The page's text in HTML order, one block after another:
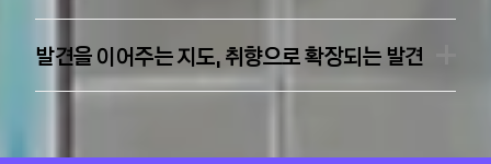
발견을 이어주는 지도, 취향으로 확장되는 발견